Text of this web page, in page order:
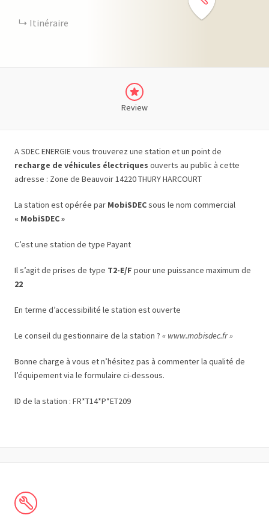
Itinéraire
Review
A SDEC ENERGIE vous trouverez une station et un point de
recharge de véhicules électriques ouverts au public à cette
adresse : Zone de Beauvoir 14220 THURY HARCOURT
La station est opérée par MobiSDECsous le nom commercial
« MobiSDEC »
C’est une station de type Payant
Il s’agit de prises de type T2-E/F pour une puissance maximum de
22
En terme d’accessibilité le station est ouverte
Le conseil du gestionnaire de la station ? « www.mobisdec.fr »
Bonne charge à vous et n’hésitez pas à commenter la qualité de
l’équipement via le formulaire ci-dessous.
ID de la station : FR*T14*P*ET209